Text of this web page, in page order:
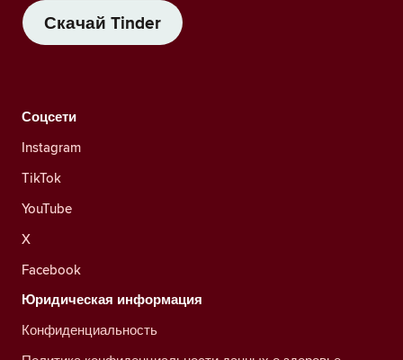
Скачай Tinder
Соцсети
Instagram
TikTok
YouTube
X
Facebook
Юридическая информация
Конфиденциальность